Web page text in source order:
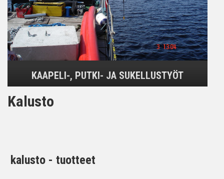
KAAPELI-, PUTKI- JA SUKELLUSTYÖT
Kalusto
kalusto - tuotteet